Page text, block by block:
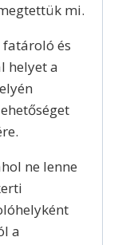
mi.
és
helyet a
ne lenne
a